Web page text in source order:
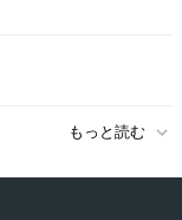
もっと読む